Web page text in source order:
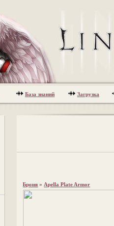
База знаний Загрузка
Броня » Apella Plate Armor